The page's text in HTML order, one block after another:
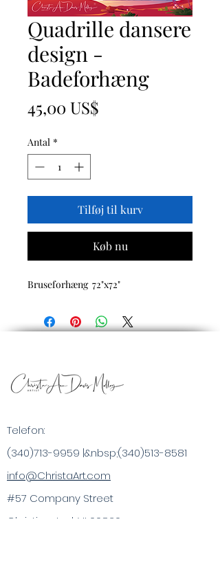
Quadrille dansere
design -
Badeforhæng
45,00 US$
Antal *
Tilføj til kurv
Køb nu
Bruseforhæng 72"x72"
Telefon:
(340)713-9959 |&nbsp;(340)513-8581
info@ChristaArt.com
#57 Company Street
Christiansted, VI 00820